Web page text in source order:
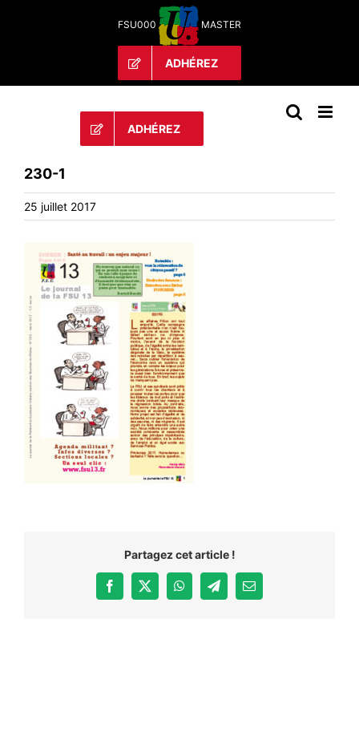
FSU000 MASTER
ADHÉREZ
ADHÉREZ
230-1
25 juillet 2017
Partagez cet article !
Facebook
X WhatsAppTelegramEmail